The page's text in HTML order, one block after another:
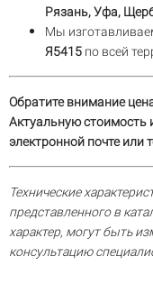
Рязань, Уфа,
Мы
Я5415 по всей
Обратите внимание
Актуальную стоимость
электронной почте или
Технические
представленного в
характер, могут быть
консультацию